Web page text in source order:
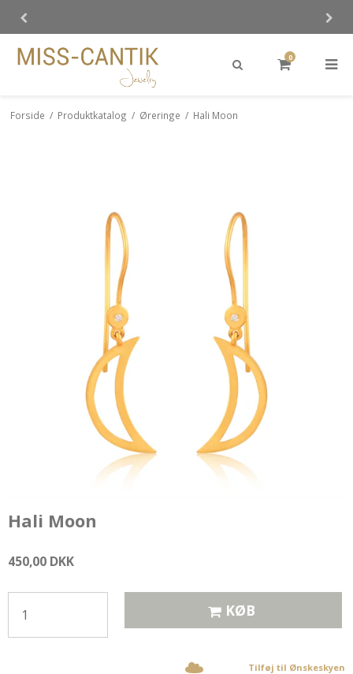
0
Forside / Produktkatalog / Øreringe / Hali Moon
Hali Moon
450,00 DKK
KØB
Tilføj til Ønskeskyen